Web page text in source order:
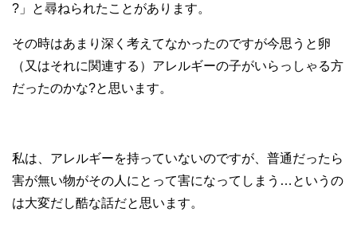
?」と尋ねられたことがあります。
その時はあまり深く考えてなかったのですが今思うと卵
（又はそれに関連する）アレルギーの子がいらっしゃる方
だったのかな?と思います。
私は、アレルギーを持っていないのですが、普通だったら
害が無い物がその人にとって害になってしまう…というの
は大変だし酷な話だと思います。